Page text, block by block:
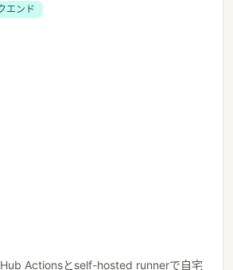
エンド
Actionsとself-hosted runnerで自宅